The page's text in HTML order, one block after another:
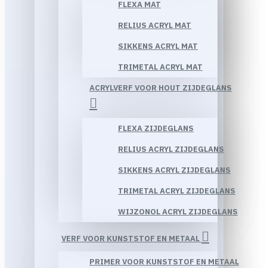
FLEXA MAT
RELIUS ACRYL MAT
SIKKENS ACRYL MAT
TRIMETAL ACRYL MAT
ACRYLVERF VOOR HOUT ZIJDEGLANS
FLEXA ZIJDEGLANS
RELIUS ACRYL ZIJDEGLANS
SIKKENS ACRYL ZIJDEGLANS
TRIMETAL ACRYL ZIJDEGLANS
WIJZONOL ACRYL ZIJDEGLANS
VERF VOOR KUNSTSTOF EN METAAL
PRIMER VOOR KUNSTSTOF EN METAAL